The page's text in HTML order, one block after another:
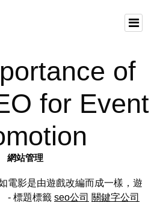
of
for Event
網站管理
電影是由遊戲改編而成一樣，遊
- 標題標籤 seo公司 關鍵字公司